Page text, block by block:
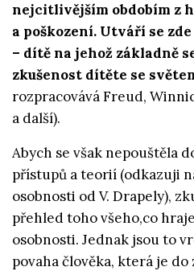
nejcitlivějším obdobím z
a poškození. Utváří se
– dítě na jehož základně
zkušenost dítěte se
rozpracovává Freud,
a další).
Abych se však nepouštěla
přístupů a teorií (odkazuji
osobnosti od V. Drapely),
přehled toho všeho,co
osobnosti. Jednak jsou to
povaha člověka, která je